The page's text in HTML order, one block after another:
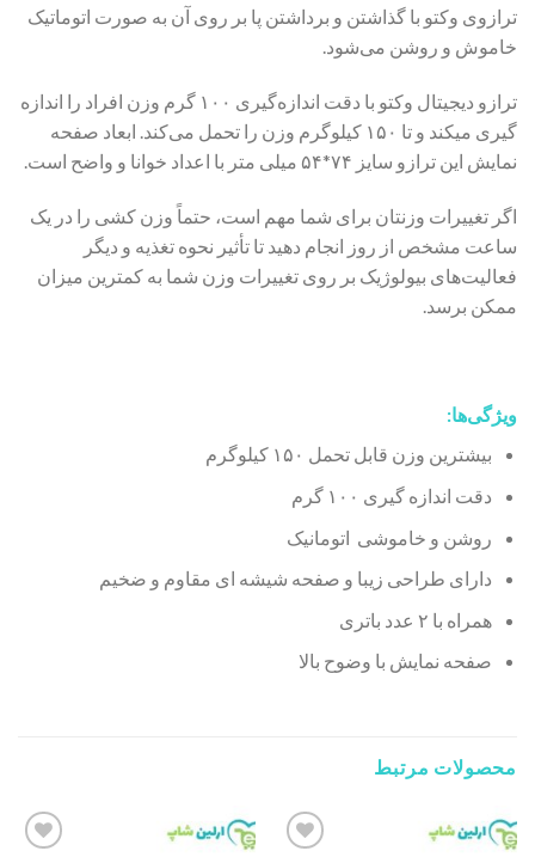
ترازوی وکتو با گذاشتن و برداشتن پا بر روی آن به صورت اتوماتیک
خاموش و روشن می‌شود.
ترازو دیجیتال وکتو با دقت اندازه‌گیری ۱۰۰ گرم وزن افراد را اندازه
گیری میکند و تا ۱۵۰ کیلوگرم وزن را تحمل می‌کند. ابعاد صفحه
نمایش این ترازو سایز ۷۴*۵۴ میلی‌ متر با اعداد خوانا و واضح است.
اگر تغییرات وزنتان برای شما مهم است، حتماً وزن کشی را در یک
ساعت مشخص از روز انجام دهید تا تأثیر نحوه تغذیه و دیگر
فعالیت‌های بیولوژیک بر روی تغییرات وزن شما به کمترین میزان
ممکن برسد.
ویژگی‌ها:
بیشترین وزن قابل تحمل ۱۵۰ کیلوگرم
دقت اندازه گیری ۱۰۰ گرم
روشن و خاموشی اتومانیک
دارای طراحی زیبا و صفحه شیشه ای مقاوم و ضخیم
همراه با ۲ عدد باتری
صفحه نمایش با وضوح بالا
محصولات مرتبط